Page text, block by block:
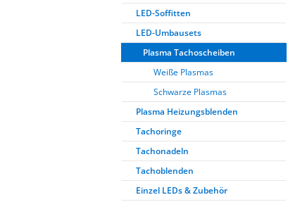
LED-Soffitten
LED-Umbausets
Plasma Tachoscheiben
Weiße Plasmas
Schwarze Plasmas
Plasma Heizungsblenden
Tachoringe
Tachonadeln
Tachoblenden
Einzel LEDs & Zubehör